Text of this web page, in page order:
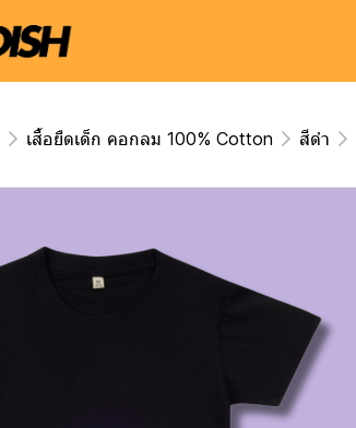
เสื้อยืดเด็ก คอกลม 100% Cotton สีดำ